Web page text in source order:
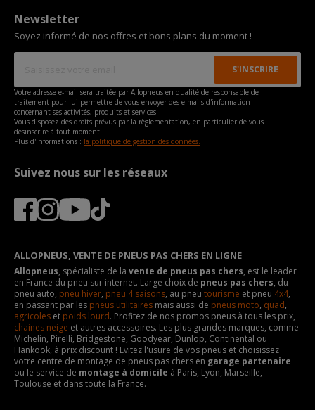
Newsletter
Soyez informé de nos offres et bons plans du moment !
Votre adresse e-mail sera traitée par Allopneus en qualité de responsable de
traitement pour lui permettre de vous envoyer des e-mails d'information
concernant ses activités, produits et services.
Vous disposez des droits prévus par la règlementation, en particulier de vous
désinscrire à tout moment.
Plus d'informations : la politique de gestion des données.
Suivez nous sur les réseaux
ALLOPNEUS, VENTE DE PNEUS PAS CHERS EN LIGNE
Allopneus, spécialiste de la vente de pneus pas chers, est le leader
en France du pneu sur internet. Large choix de pneus pas chers, du
pneu auto, pneu hiver, pneu 4 saisons, au pneu tourisme et pneu 4x4,
en passant par les pneus utilitaires mais aussi de pneus moto, quad,
agricoles et poids lourd. Profitez de nos promos pneus à tous les prix,
chaines neige et autres accessoires. Les plus grandes marques, comme
Michelin, Pirelli, Bridgestone, Goodyear, Dunlop, Continental ou
Hankook, à prix discount ! Evitez l'usure de vos pneus et choisissez
votre centre de montage de pneus pas chers en garage partenaire
ou le service de montage à domicile à Paris, Lyon, Marseille,
Toulouse et dans toute la France.